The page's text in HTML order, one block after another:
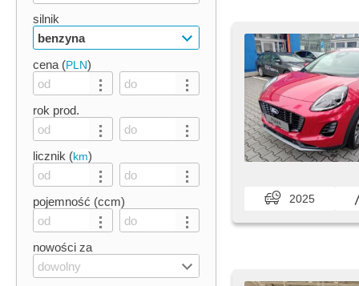
silnik
benzyna
cena (PLN)
rok prod.
licznik (km)
pojemność (ccm)
nowości za
dowolny
2025